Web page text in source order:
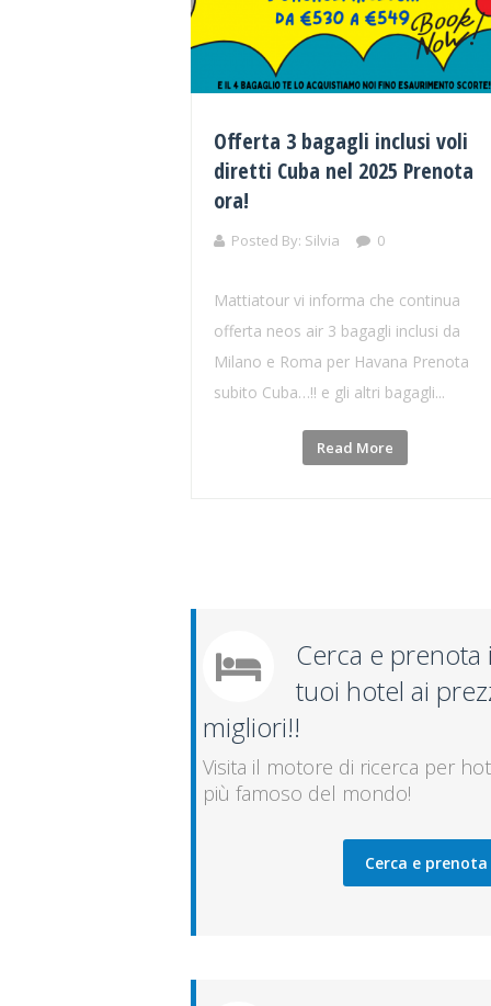
Offerta 3 bagagli inclusi voli
diretti Cuba nel 2025 Prenota
ora!
Posted By: Silvia 0
Mattiatour vi informa che continua
offerta neos air 3 bagagli inclusi da
Milano e Roma per Havana Prenota
subito Cuba…!! e gli altri bagagli...
Read More
Cerca e prenota
tuoi hotel ai
migliori!!
Visita il motore di ricerca per
più famoso del mondo!
Cerca e prenota